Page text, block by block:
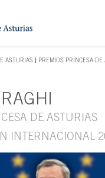
al contenido
ASTURIAS
PREMIOS PRINCESA DE
DE ASTURIAS
INTERNACIONAL